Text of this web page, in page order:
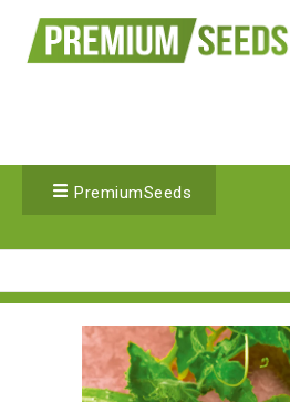
PremiumSeeds